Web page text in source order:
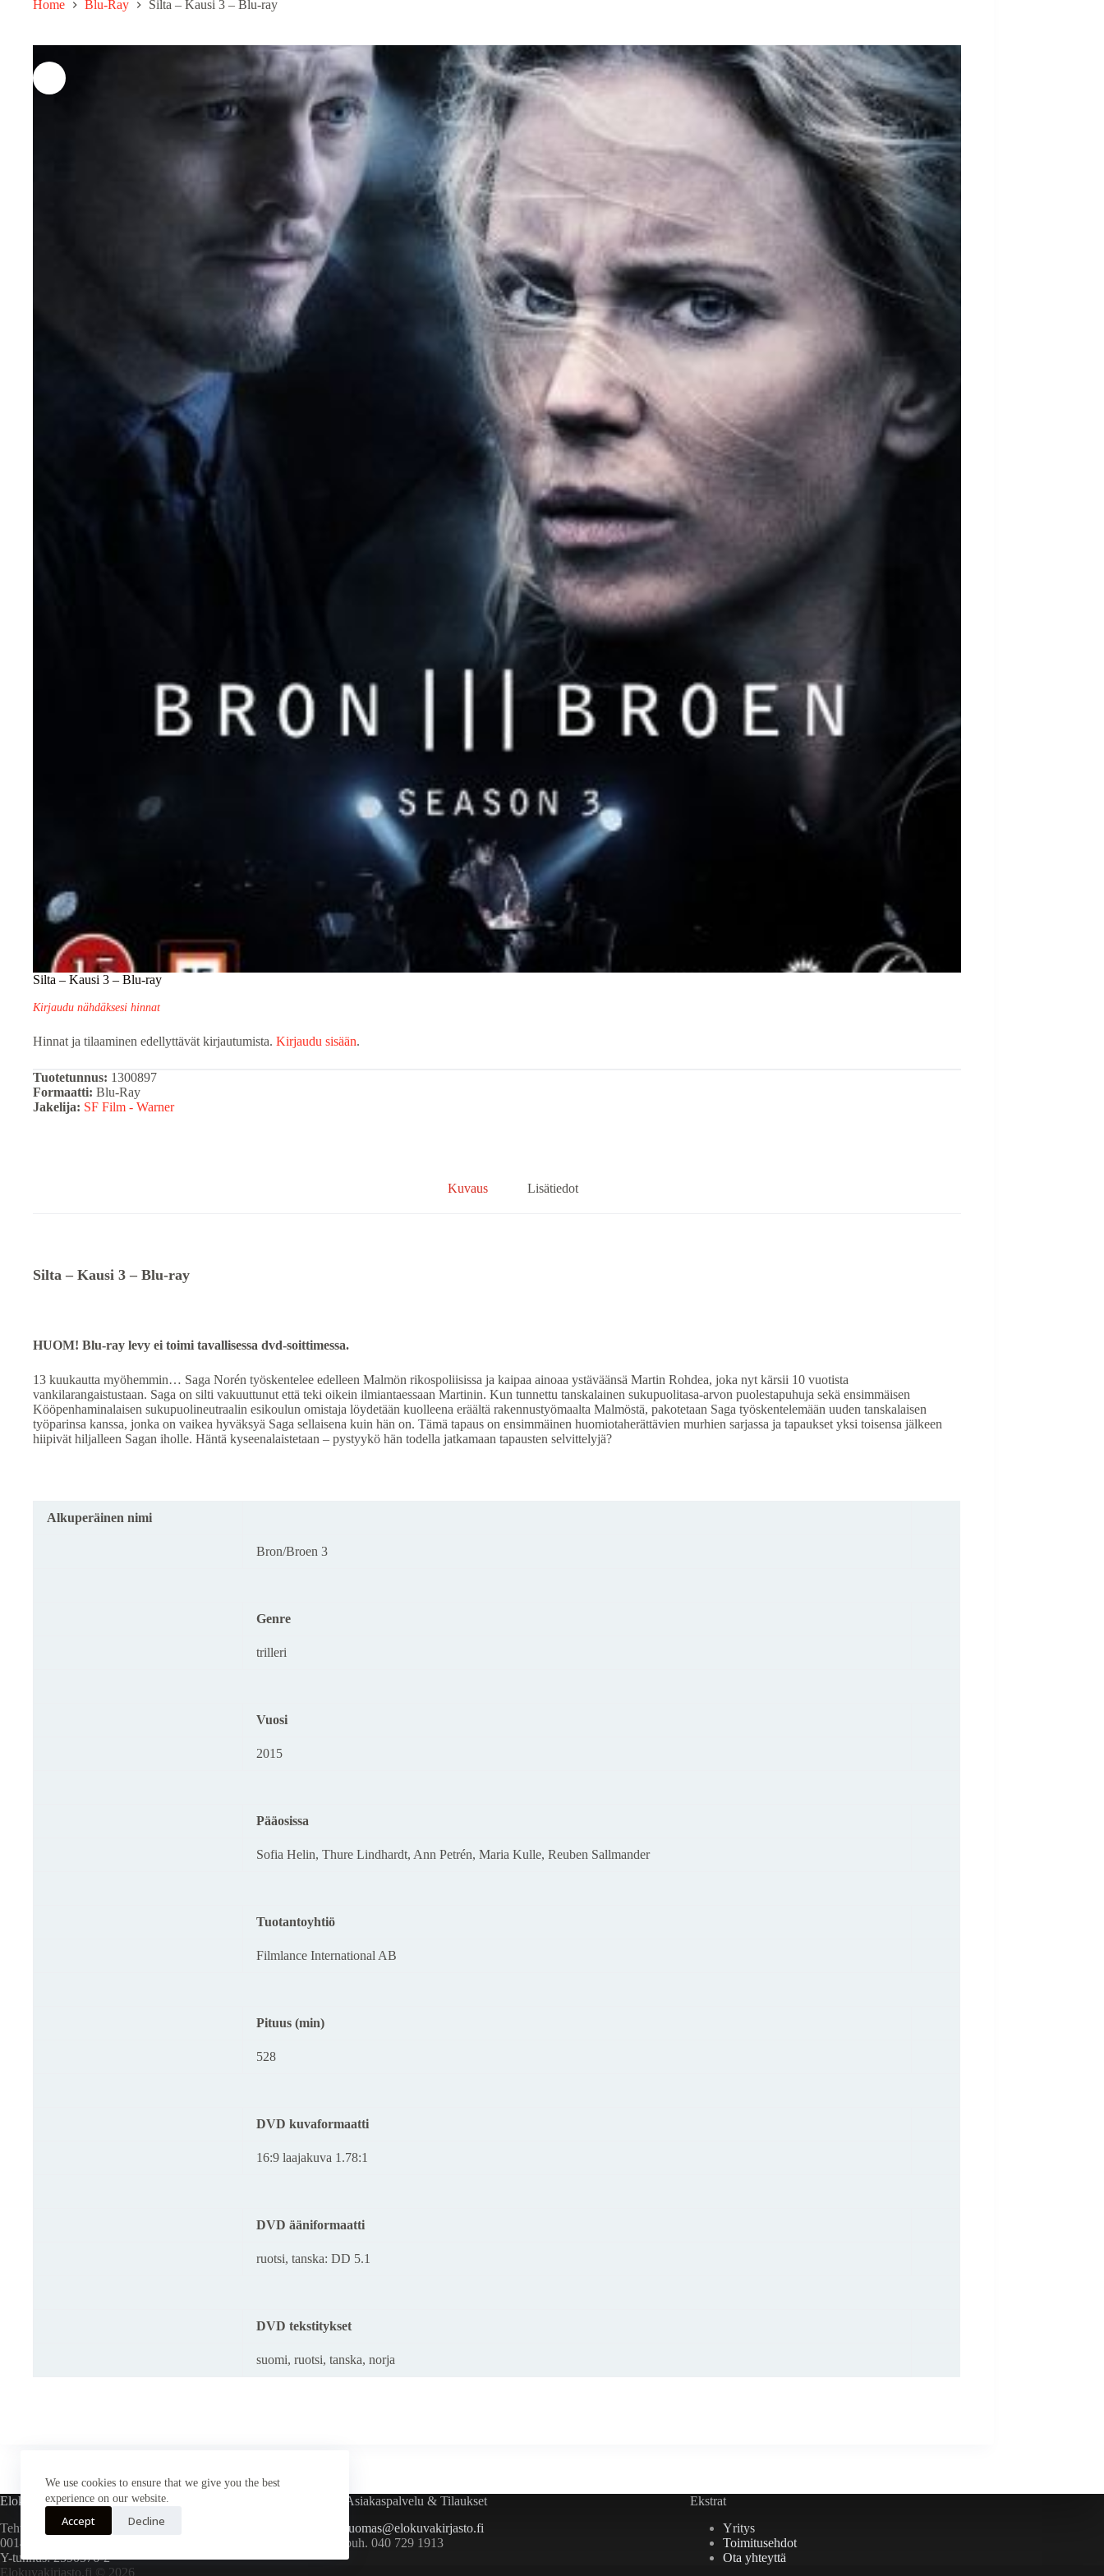
We use cookies to ensure that we give you the best
experience on our website.
Accept Decline
Home Blu-Ray Silta – Kausi 3 – Blu-ray
Silta – Kausi 3 – Blu-ray
Kirjaudu nähdäksesi hinnat
Hinnat ja tilaaminen edellyttävät kirjautumista. Kirjaudu sisään.
Tuotetunnus: 1300897
Formaatti: Blu-Ray
Jakelija: SF Film - Warner
Kuvaus Lisätiedot
Silta – Kausi 3 – Blu-ray
HUOM! Blu-ray levy ei toimi tavallisessa dvd-soittimessa.
13 kuukautta myöhemmin… Saga Norén työskentelee edelleen Malmön rikospoliisissa ja kaipaa ainoaa ystäväänsä Martin Rohdea, joka nyt kärsii 10 vuotista
vankilarangaistustaan. Saga on silti vakuuttunut että teki oikein ilmiantaessaan Martinin. Kun tunnettu tanskalainen sukupuolitasa-arvon puolestapuhuja sekä ensimmäisen
Kööpenhaminalaisen sukupuolineutraalin esikoulun omistaja löydetään kuolleena eräältä rakennustyömaalta Malmöstä, pakotetaan Saga työskentelemään uuden tanskalaisen
työparinsa kanssa, jonka on vaikea hyväksyä Saga sellaisena kuin hän on. Tämä tapaus on ensimmäinen huomiotaherättävien murhien sarjassa ja tapaukset yksi toisensa jälkeen
hiipivät hiljalleen Sagan iholle. Häntä kyseenalaistetaan – pystyykö hän todella jatkamaan tapausten selvittelyjä?
Alkuperäinen nimi
Bron/Broen 3
Genre
trilleri
Vuosi
2015
Pääosissa
Sofia Helin, Thure Lindhardt, Ann Petrén, Maria Kulle, Reuben Sallmander
Tuotantoyhtiö
Filmlance International AB
Pituus (min)
528
DVD kuvaformaatti
16:9 laajakuva 1.78:1
DVD ääniformaatti
ruotsi, tanska: DD 5.1
DVD tekstitykset
suomi, ruotsi, tanska, norja
Elokuvakirjasto Oy
Tehtaankatu 5 D 27
00140 Helsinki
Y-tunnus: 2590576-2
Asiakaspalvelu & Tilaukset
tuomas@elokuvakirjasto.fi
puh. 040 729 1913
Ekstrat
Yritys
Toimitusehdot
Ota yhteyttä
Elokuvakirjasto.fi © 2026